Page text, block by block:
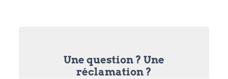
Une question ? Une
réclamation ?